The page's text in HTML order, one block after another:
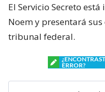
El Servicio Secreto
Noem y presentará
tribunal federal.
ERROR?